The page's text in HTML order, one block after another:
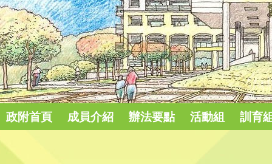
政附首頁 成員介紹 辦法要點 活動組 訓育